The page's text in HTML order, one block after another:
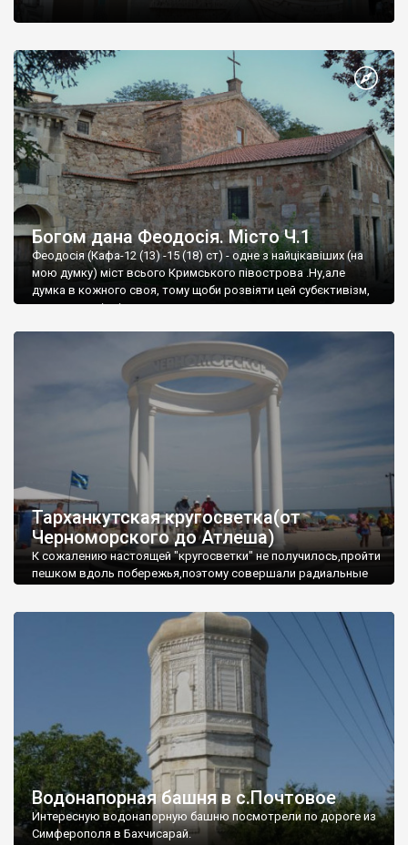
Богом дана Феодосія. Місто Ч.1
Феодосія (Кафа-12 (13) -15 (18) ст) - одне з найцікавіших (на
мою думку) міст всього Кримського півострова .Ну,але
думка в кожного своя, тому щоби розвіяти цей субєктивізм,
запрошую відвідати це
Тарханкутская кругосветка(от
Черноморского до Атлеша)
К сожалению настоящей "кругосветки" не получилось,пройти
пешком вдоль побережья,поэтому совершали радиальные
Водонапорная башня в с.Почтовое
Интересную водонапорную башню посмотрели по дороге из
Симферополя в Бахчисарай.